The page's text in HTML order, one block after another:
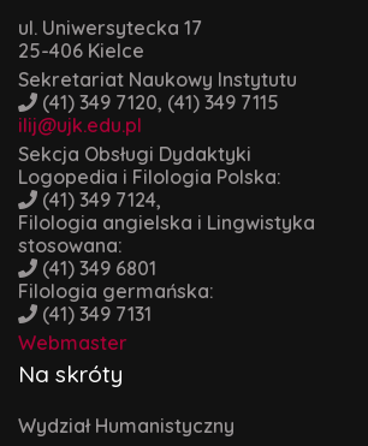
ul. Uniwersytecka 17
25-406 Kielce
Sekretariat Naukowy Instytutu
(41) 349 7120, (41) 349 7115
ilij@ujk.edu.pl
Sekcja Obsługi Dydaktyki
Logopedia i Filologia Polska:
(41) 349 7124,
Filologia angielska i Lingwistyka
stosowana:
(41) 349 6801
Filologia germańska:
(41) 349 7131
Webmaster
Na skróty
Wydział Humanistyczny